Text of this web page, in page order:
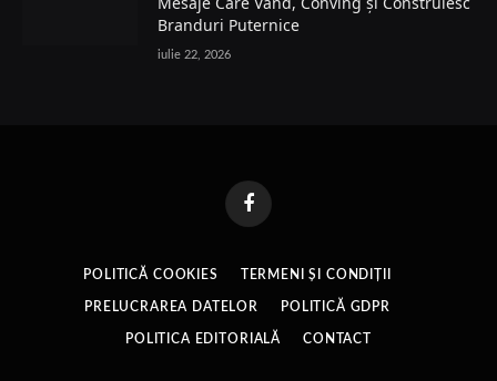
Branduri Puternice
iulie 22, 2026
Facebook
POLITICĂ COOKIES TERMENI ȘI CONDIȚII
PRELUCRAREA DATELOR POLITICĂ GDPR
POLITICA EDITORIALĂ CONTACT